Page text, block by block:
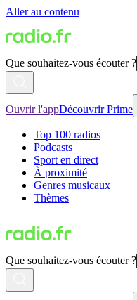
Aller au contenu
Que souhaitez-vous écouter ?
Ouvrir l'appDécouvrir Prime
Top 100 radios
Podcasts
Sport en direct
À proximité
Genres musicaux
Thèmes
Que souhaitez-vous écouter ?